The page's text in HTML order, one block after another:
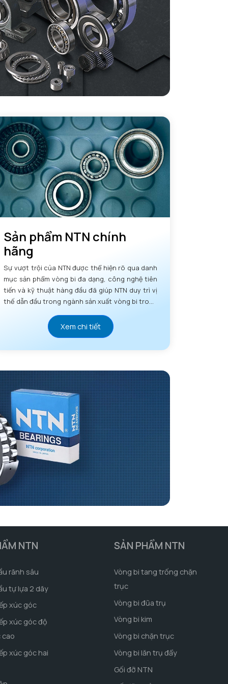
Sản phẩm NTN chính
hãng
Sự vượt trội của NTN được thể hiện rõ qua danh
mục sản phẩm vòng bi đa dạng, công nghệ tiên
tiến và kỹ thuật hàng đầu đã giúp NTN duy trì vị
thế dẫn đầu trong ngành sản xuất vòng bi trong
Xem chi tiết
NTN
rãnh sâu
tự lựa 2 dãy
xúc góc
xúc góc độ
cao
xúc góc hai
SẢN PHẨM NTN
Vòng bi tang trống chặn
trục
Vòng bi đũa trụ
Vòng bi kim
Vòng bi chặn trục
Vòng bi lăn trụ đẩy
Gối đỡ NTN